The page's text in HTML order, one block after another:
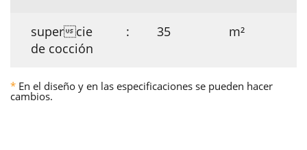
supercie
de cocción
: 35 m²
* En el diseño y en las especificaciones se pueden hacer
cambios.